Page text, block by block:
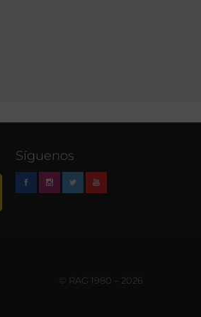
Síguenos
© RAG 1980 – 2026